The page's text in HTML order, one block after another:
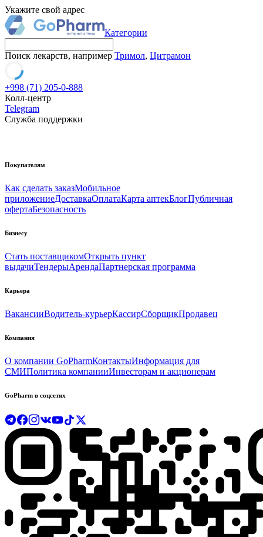
Укажите свой адрес
Категории
Поиск лекарств, например Тримол, Цитрамон
+998 (71) 205-0-888
Колл-центр
Telegram
Служба поддержки
Покупателям
Как сделать заказМобильное
приложениеДоставкаОплатаКарта аптекБлогПубличная
офертаБезопасность
Бизнесу
Стать поставщикомОткрыть пункт
выдачиТендерыАрендаПартнерская программа
Карьера
ВакансииВодитель-курьерКассирСборщикПродавец
Компания
О компании GoPharmКонтактыИнформация для
СМИПолитика компанииИнвесторам и акционерам
GoPharm в соцсетях